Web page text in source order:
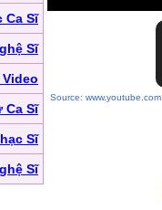
Ca Sĩ
Sĩ
Ca Sĩ
Sĩ
Sĩ
Source: www.youtube.com